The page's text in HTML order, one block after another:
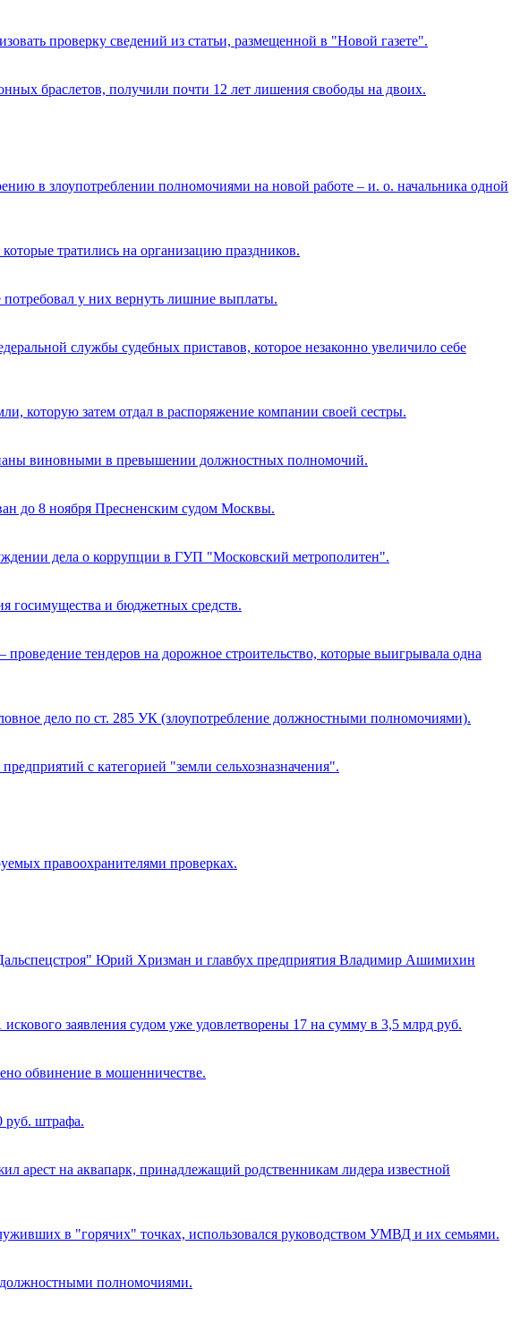
проверку сведений из статьи, размещенной в "Новой газете".
браслетов, получили почти 12 лет лишения свободы на двоих.
в злоупотреблении полномочиями на новой работе – и. о. начальника одной
тратились на организацию праздников.
у них вернуть лишние выплаты.
службы судебных приставов, которое незаконно увеличило себе
которую затем отдал в распоряжение компании своей сестры.
виновными в превышении должностных полномочий.
до 8 ноября Пресненским судом Москвы.
дела о коррупции в ГУП "Московский метрополитен".
госимущества и бюджетных средств.
проведение тендеров на дорожное строительство, которые выигрывала одна
дело по ст. 285 УК (злоупотребление должностными полномочиями).
с категорией "земли сельхозназначения".
правоохранителями проверках.
Юрий Хризман и главбух предприятия Владимир Ашимихин
заявления судом уже удовлетворены 17 на сумму в 3,5 млрд руб.
обвинение в мошенничестве.
руб. штрафа.
арест на аквапарк, принадлежащий родственникам лидера известной
в "горячих" точках, использовался руководством УМВД и их семьями.
должностными полномочиями.